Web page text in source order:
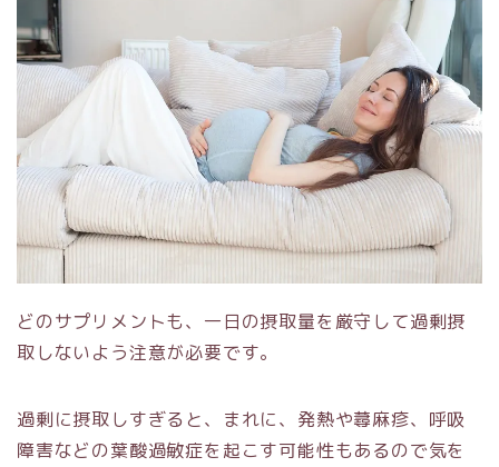
どのサプリメントも、一日の摂取量を厳守して過剰摂
取しないよう注意が必要です。
過剰に摂取しすぎると、まれに、発熱や蕁麻疹、呼吸
障害などの葉酸過敏症を起こす可能性もあるので気を